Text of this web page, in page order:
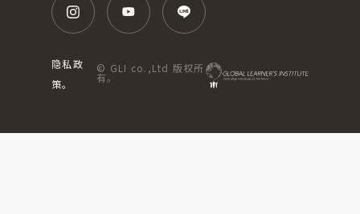
隐私政
策。
© GLI co.,Ltd 版权所
有。